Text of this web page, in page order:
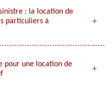
: la location de
particuliers à
pour une location de